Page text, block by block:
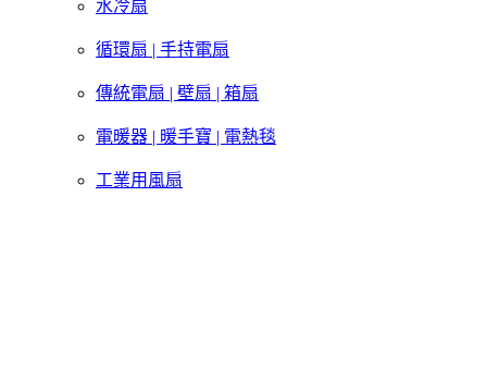
水冷扇
循環扇 | 手持電扇
傳統電扇 | 壁扇 | 箱扇
電暖器 | 暖手寶 | 電熱毯
工業用風扇